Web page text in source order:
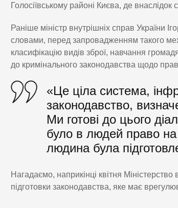
Голосіївському районі Києва, де
Раніше міністр внутрішніх справ України
словами, перед запровадженням такого
класифікацію видів зброї, навчання
до кримінального законодавства щодо
«Це ціла система,
законодавство,
Ми готові до цього
було в людей право
людина була
Нагадаємо, наприкінці квітня
підготовки законодавства, яке має